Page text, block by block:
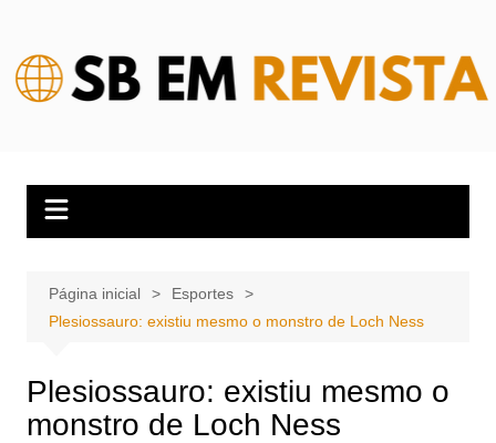
conteúdo
Página inicial
Esportes
Plesiossauro: existiu mesmo o monstro de Loch Ness
Plesiossauro: existiu mesmo o
monstro de Loch Ness